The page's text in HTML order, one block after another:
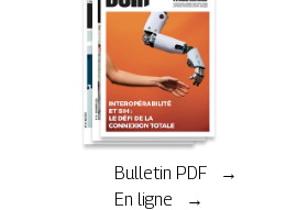
Bulletin PDF →
En ligne →